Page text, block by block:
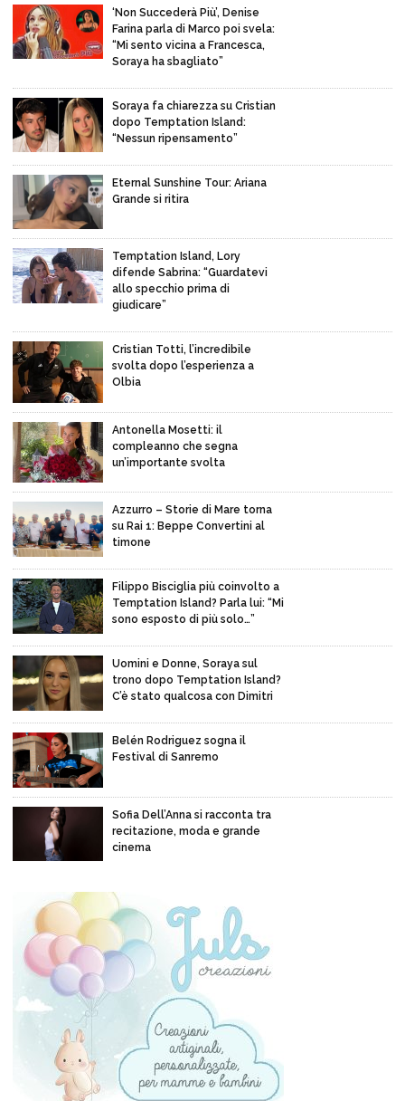
‘Non Succederà Più’, Denise
Farina parla di Marco poi svela:
“Mi sento vicina a Francesca,
Soraya ha sbagliato”
Soraya fa chiarezza su Cristian
dopo Temptation Island:
“Nessun ripensamento”
Eternal Sunshine Tour: Ariana
Grande si ritira
Temptation Island, Lory
difende Sabrina: “Guardatevi
allo specchio prima di
giudicare”
Cristian Totti, l’incredibile
svolta dopo l’esperienza a
Olbia
Antonella Mosetti: il
compleanno che segna
un’importante svolta
Azzurro – Storie di Mare torna
su Rai 1: Beppe Convertini al
timone
Filippo Bisciglia più coinvolto a
Temptation Island? Parla lui: “Mi
sono esposto di più solo…”
Uomini e Donne, Soraya sul
trono dopo Temptation Island?
C’è stato qualcosa con Dimitri
Belén Rodriguez sogna il
Festival di Sanremo
Sofia Dell’Anna si racconta tra
recitazione, moda e grande
cinema